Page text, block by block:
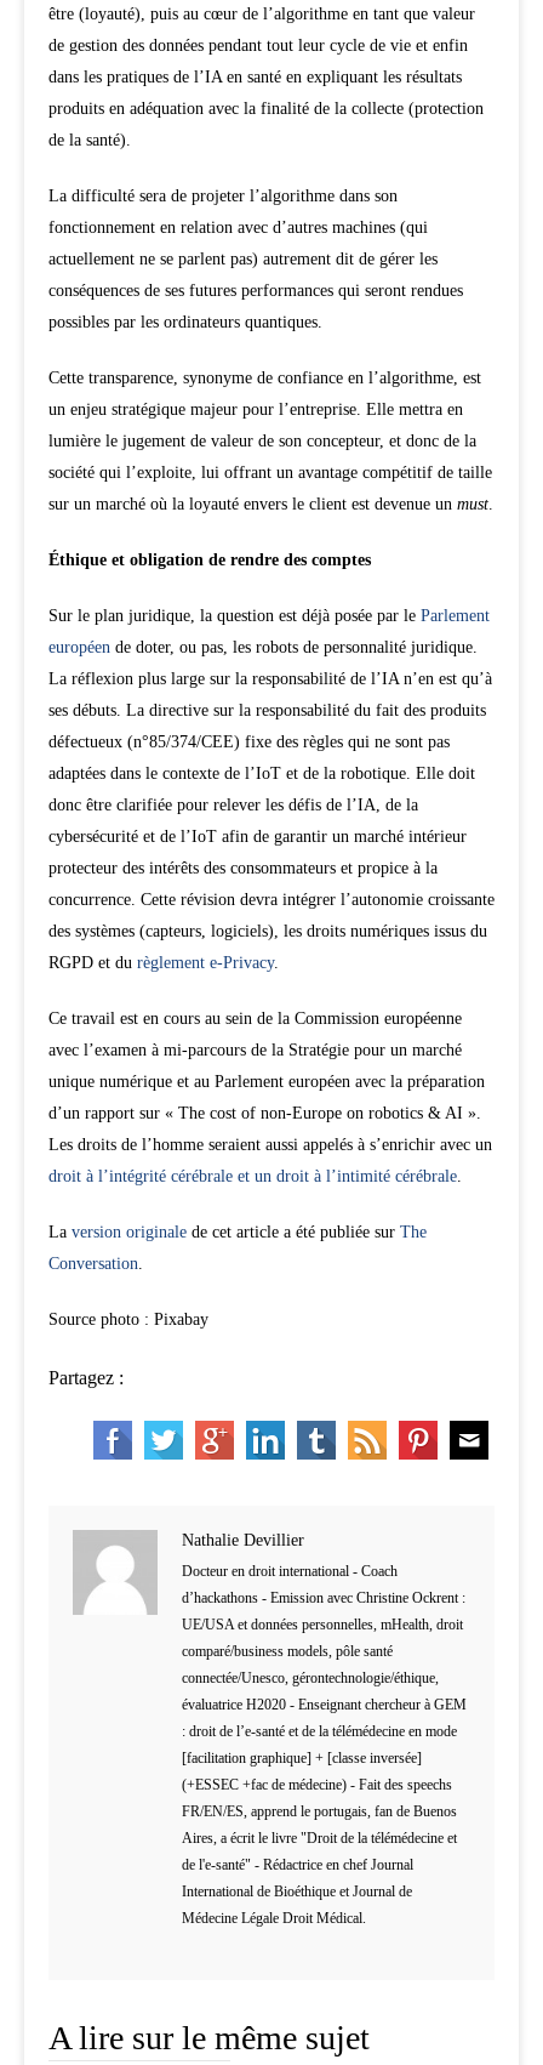
être (loyauté), puis au cœur de l’algorithme en tant que valeur
de gestion des données pendant tout leur cycle de vie et enfin
dans les pratiques de l’IA en santé en expliquant les résultats
produits en adéquation avec la finalité de la collecte (protection
de la santé).
La difficulté sera de projeter l’algorithme dans son
fonctionnement en relation avec d’autres machines (qui
actuellement ne se parlent pas) autrement dit de gérer les
conséquences de ses futures performances qui seront rendues
possibles par les ordinateurs quantiques.
Cette transparence, synonyme de confiance en l’algorithme, est
un enjeu stratégique majeur pour l’entreprise. Elle mettra en
lumière le jugement de valeur de son concepteur, et donc de la
société qui l’exploite, lui offrant un avantage compétitif de taille
sur un marché où la loyauté envers le client est devenue un must
Éthique et obligation de rendre des comptes
Sur le plan juridique, la question est déjà posée par le Parlement
européen de doter, ou pas, les robots de personnalité juridique.
La réflexion plus large sur la responsabilité de l’IA n’en est qu’à
ses débuts. La directive sur la responsabilité du fait des produits
défectueux (n°85/374/CEE) fixe des règles qui ne sont pas
adaptées dans le contexte de l’IoT et de la robotique. Elle doit
donc être clarifiée pour relever les défis de l’IA, de la
cybersécurité et de l’IoT afin de garantir un marché intérieur
protecteur des intérêts des consommateurs et propice à la
concurrence. Cette révision devra intégrer l’autonomie croissante
des systèmes (capteurs, logiciels), les droits numériques issus du
RGPD et du règlement e-Privacy.
Ce travail est en cours au sein de la Commission européenne
avec l’examen à mi-parcours de la Stratégie pour un marché
unique numérique et au Parlement européen avec la préparation
d’un rapport sur « The cost of non-Europe on robotics & AI ».
Les droits de l’homme seraient aussi appelés à s’enrichir avec un
droit à l’intégrité cérébrale et un droit à l’intimité cérébrale
La version originale de cet article a été publiée sur The
Conversation
Source photo : Pixabay
Partagez :
Nathalie Devillier
Docteur en droit international - Coach
d’hackathons - Emission avec Christine Ockrent :
UE/USA et données personnelles, mHealth, droit
comparé/business models, pôle santé
connectée/Unesco, gérontechnologie/éthique,
évaluatrice H2020 - Enseignant chercheur à GEM
: droit de l’e-santé et de la télémédecine en mode
[facilitation graphique] + [classe inversée]
(+ESSEC +fac de médecine) - Fait des speechs
FR/EN/ES, apprend le portugais, fan de Buenos
Aires, a écrit le livre "Droit de la télémédecine et
de l'e-santé" - Rédactrice en chef Journal
International de Bioéthique et Journal de
Médecine Légale Droit Médical.
A lire sur le même sujet